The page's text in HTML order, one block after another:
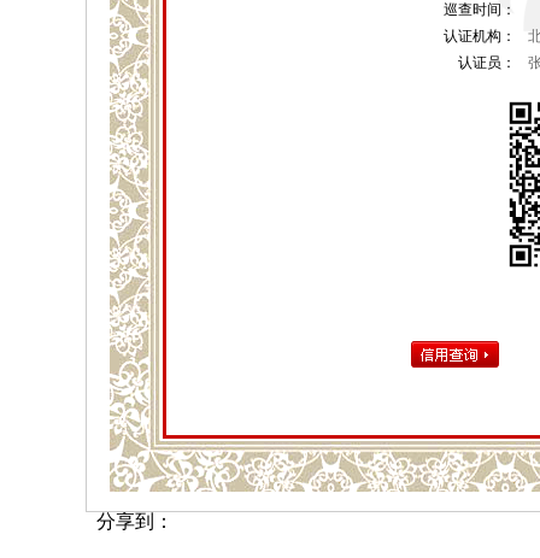
巡查时间：
认证机构：
认证员：
分享到：